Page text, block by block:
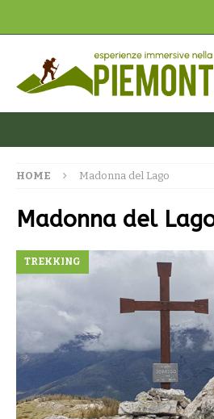
HOME Madonna del Lago
Madonna del
TREKKING